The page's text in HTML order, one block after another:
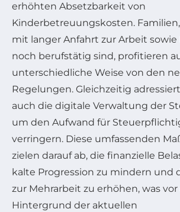
erhöhten Absetzbarkeit von
Kinderbetreuungskosten.
mit langer Anfahrt zur Arbeit sowie
noch berufstätig sind, profitieren
unterschiedliche Weise von den
Regelungen. Gleichzeitig
auch die digitale Verwaltung der
um den Aufwand für
verringern. Diese umfassenden
zielen darauf ab, die finanzielle
kalte Progression zu mindern und
zur Mehrarbeit zu erhöhen, was
Hintergrund der aktuellen